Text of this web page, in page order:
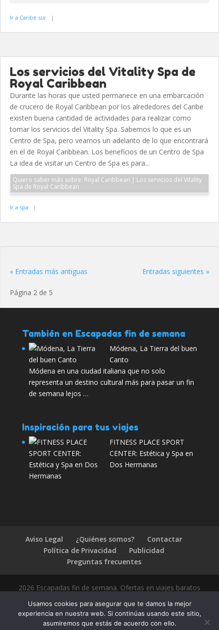
Ir a Caribe sur |
Los servicios del Vitality Spa de
Royal Caribbean
Durante las horas que usted permanece en una embarcación
de crucero de Royal Caribbean por los alrededores del Caribe
existen buena cantidad de actividades para realizar como
tomar los servicios del Vitality Spa. Sabemos lo que es un
Centro de Spa, pero veamos un adelanto de lo que encontrará
en el de Royal Caribbean. Los beneficios de un Centro de Spa
La idea de visitar un Centro de Spa es para...
Quiero saber más sobre: Royal Caribbean | Los servicios del Vitality
Spa de Royal Caribbean
Ir a spa |
« Entradas más antiguas Entradas siguientes »
Página 2 de 5
También en Escapadas fin de semana
Módena, La Tierra del buen
Canto
Módena en una ciudad italiana que no solo
representa un destino cultural más para pasar un fin
de semana lejos …
Inspiración para tus viajes
FITNESS PLACE SPORT
CENTER: Estética y Spa en
Dos Hermanas
Aviso Legal ¿Quiénes somos?
Contactar
Política de Privacidad
Publicidad
Preguntas frecuentes
2026 Escapadas fin de semana. Ofertas en viajes baratos
Usamos cookies para asegurar que te damos la mejor
experiencia en nuestra web. Si continúas usando este sitio,
asumiremos que estás de acuerdo con ello.